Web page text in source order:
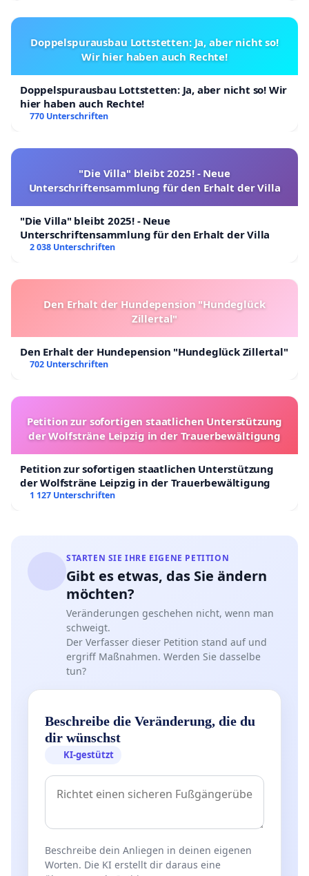
Doppelspurausbau Lottstetten: Ja, aber nicht so!
Wir hier haben auch Rechte!
Doppelspurausbau Lottstetten: Ja, aber nicht so! Wir
hier haben auch Rechte!
770 Unterschriften
"Die Villa" bleibt 2025! - Neue
Unterschriftensammlung für den Erhalt der Villa
"Die Villa" bleibt 2025! - Neue
Unterschriftensammlung für den Erhalt der Villa
2 038 Unterschriften
Den Erhalt der Hundepension "Hundeglück
Zillertal"
Den Erhalt der Hundepension "Hundeglück Zillertal"
702 Unterschriften
Petition zur sofortigen staatlichen Unterstützung
der Wolfsträne Leipzig in der Trauerbewältigung
Petition zur sofortigen staatlichen Unterstützung
der Wolfsträne Leipzig in der Trauerbewältigung
1 127 Unterschriften
STARTEN SIE IHRE EIGENE PETITION
Gibt es etwas, das Sie ändern
möchten?
Veränderungen geschehen nicht, wenn man
schweigt.
Der Verfasser dieser Petition stand auf und
ergriff Maßnahmen. Werden Sie dasselbe
tun?
Beschreibe die Veränderung, die du
dir wünschst
KI-gestützt
Beschreibe dein Anliegen in deinen eigenen
Worten. Die KI erstellt dir daraus eine